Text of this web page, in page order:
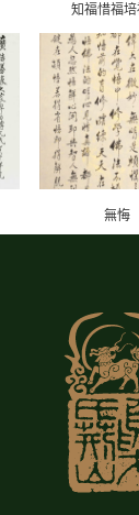
知福惜福
無悔